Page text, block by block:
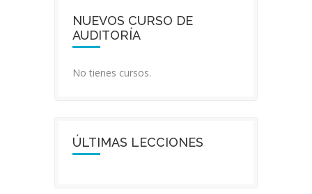
NUEVOS CURSO DE
AUDITORÍA
No tienes cursos.
ÚLTIMAS LECCIONES